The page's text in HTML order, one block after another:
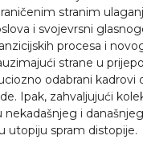
stranim
i svojevrsni
procesa i
strane u
odabrani kadrovi
Ipak, zahvaljujući
i
utopiju spram distopije.